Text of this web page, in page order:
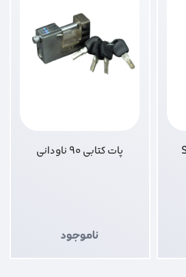
پات کتابی 90 ناودانی
ناموجود